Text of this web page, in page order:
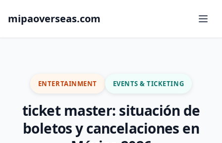
mipaoverseas.com
ENTERTAINMENT EVENTS & TICKETING
ticket master: situación de
boletos y cancelaciones en